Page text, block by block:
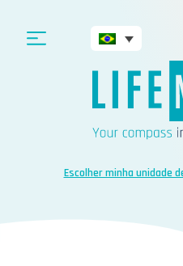
Escolher minha unidade